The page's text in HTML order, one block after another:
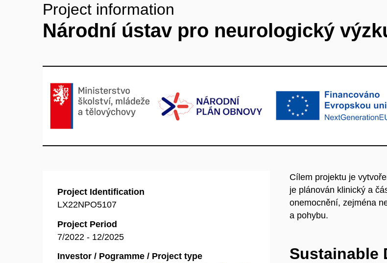
Project information
Národní ústav pro neurologický
Project Identification
LX22NPO5107
Project Period
7/2022 - 12/2025
Investor / Pogramme / Project type
Cílem projektu je
je plánován klinický a
onemocnění, zejména
a pohybu.
Sustainable